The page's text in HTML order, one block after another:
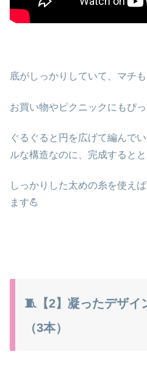
底がしっかりしていて、マチも
お買い物やピクニックにもぴ
ぐるぐると円を広げて編んで
ルな構造なのに、 完成すると
しっかりした太めの糸を使え
ます💪
🧵【2】凝ったデザイ
（3本）